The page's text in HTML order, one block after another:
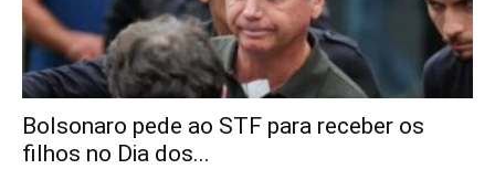
Bolsonaro pede ao STF para receber os
filhos no Dia dos...